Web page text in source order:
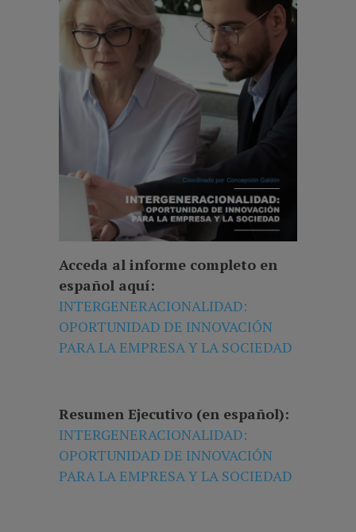
Acceda al informe completo en
español aquí:
INTERGENERACIONALIDAD:
OPORTUNIDAD DE INNOVACIÓN
PARA LA EMPRESA Y LA SOCIEDAD
Resumen Ejecutivo (en español):
INTERGENERACIONALIDAD:
OPORTUNIDAD DE INNOVACIÓN
PARA LA EMPRESA Y LA SOCIEDAD